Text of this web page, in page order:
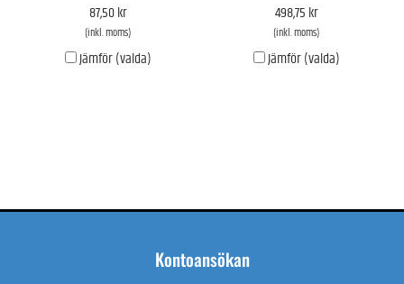
87,50 kr
(inkl. moms)
Jämför (valda)
498,75 kr
(inkl. moms)
Jämför (valda)
Kontoansökan